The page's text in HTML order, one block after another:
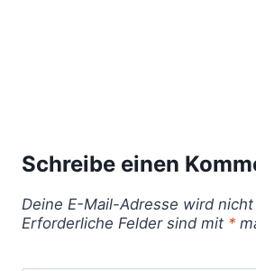
Schreibe einen
Deine E-Mail-Adresse wird
Erforderliche Felder sind mit *